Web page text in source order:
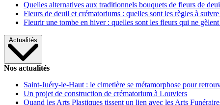
Quelles alternatives aux traditionnels bouquets de fleurs de
Fleurs de deuil et crématoriums : quelles sont les règles à
Fleurir une tombe en hiver : quelles sont les fleurs qui ne gèlent
Actualités
Nos actualités
Saint-Juéry-le-Haut : le cimetière se métamorphose pour
Un projet de construction de crématorium à Louviers
Quand les Arts Plastiques tissent un lien avec les Arts